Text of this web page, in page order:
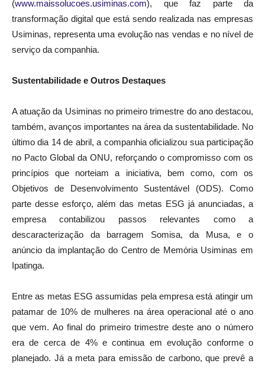
(www.maissolucoes.usiminas.com), que faz parte da
transformação digital que está sendo realizada nas empresas
Usiminas, representa uma evolução nas vendas e no nível de
serviço da companhia.
Sustentabilidade e Outros Destaques
A atuação da Usiminas no primeiro trimestre do ano destacou,
também, avanços importantes na área da sustentabilidade. No
último dia 14 de abril, a companhia oficializou sua participação
no Pacto Global da ONU, reforçando o compromisso com os
princípios que norteiam a iniciativa, bem como, com os
Objetivos de Desenvolvimento Sustentável (ODS). Como
parte desse esforço, além das metas ESG já anunciadas, a
empresa contabilizou passos relevantes como a
descaracterização da barragem Somisa, da Musa, e o
anúncio da implantação do Centro de Memória Usiminas em
Ipatinga.
Entre as metas ESG assumidas pela empresa está atingir um
patamar de 10% de mulheres na área operacional até o ano
que vem. Ao final do primeiro trimestre deste ano o número
era de cerca de 4% e continua em evolução conforme o
planejado. Já a meta para emissão de carbono, que prevê a